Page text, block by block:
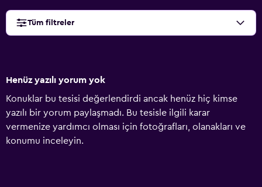
Tüm filtreler
Henüz yazılı yorum yok
Konuklar bu tesisi değerlendirdi ancak henüz hiç kimse
yazılı bir yorum paylaşmadı. Bu tesisle ilgili karar
vermenize yardımcı olması için fotoğrafları, olanakları ve
konumu inceleyin.